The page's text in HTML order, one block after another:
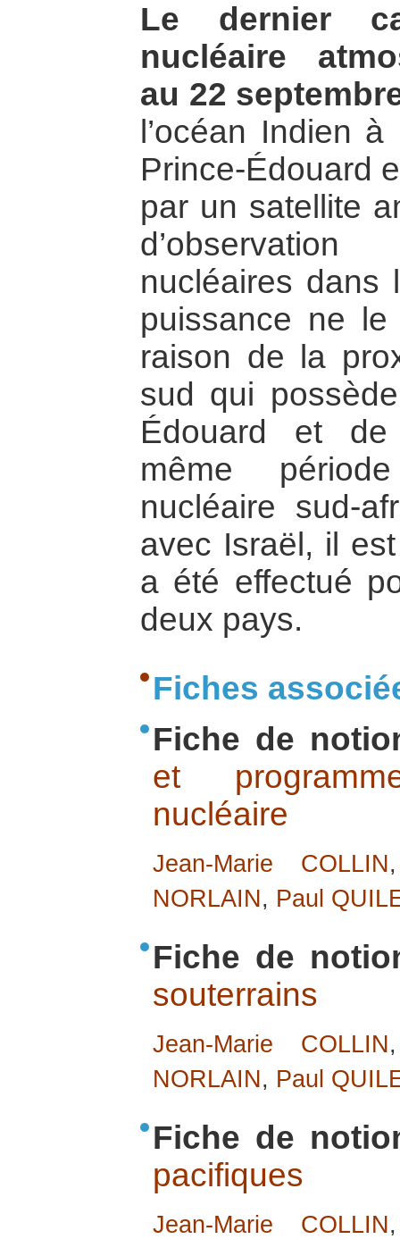
Le dernier
nucléaire
au 22
l’océan Indien
Prince-Édouard
par un satellite
nucléaires dans
puissance ne
raison de la
sud qui
Édouard et de
même
nucléaire sud-
avec Israël, il
a été effectué
deux pays.
Fiches
Fiche de
et
nucléaire
Jean-Marie COLLIN
NORLAIN, Paul
Fiche de
souterrains
Jean-Marie COLLIN
NORLAIN, Paul
Fiche de
pacifiques
Jean-Marie COLLIN